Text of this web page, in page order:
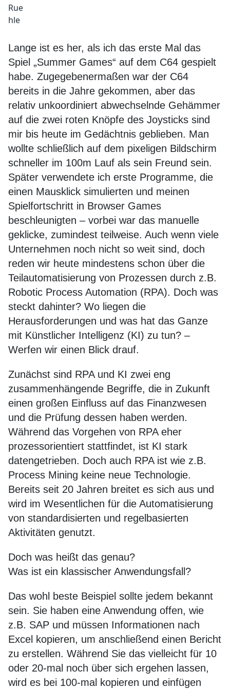
Lange ist es her, als ich das erste Mal das
Spiel „Summer Games“ auf dem C64 gespielt
habe. Zugegebenermaßen war der C64
bereits in die Jahre gekommen, aber das
relativ unkoordiniert abwechselnde Gehämmer
auf die zwei roten Knöpfe des Joysticks sind
mir bis heute im Gedächtnis geblieben. Man
wollte schließlich auf dem pixeligen Bildschirm
schneller im 100m Lauf als sein Freund sein.
Später verwendete ich erste Programme, die
einen Mausklick simulierten und meinen
Spielfortschritt in Browser Games
beschleunigten – vorbei war das manuelle
geklicke, zumindest teilweise. Auch wenn viele
Unternehmen noch nicht so weit sind, doch
reden wir heute mindestens schon über die
Teilautomatisierung von Prozessen durch z.B.
Robotic Process Automation (RPA). Doch was
steckt dahinter? Wo liegen die
Herausforderungen und was hat das Ganze
mit Künstlicher Intelligenz (KI) zu tun? –
Werfen wir einen Blick drauf.
Zunächst sind RPA und KI zwei eng
zusammenhängende Begriffe, die in Zukunft
einen großen Einfluss auf das Finanzwesen
und die Prüfung dessen haben werden.
Während das Vorgehen von RPA eher
prozessorientiert stattfindet, ist KI stark
datengetrieben. Doch auch RPA ist wie z.B.
Process Mining keine neue Technologie.
Bereits seit 20 Jahren breitet es sich aus und
wird im Wesentlichen für die Automatisierung
von standardisierten und regelbasierten
Aktivitäten genutzt.
Doch was heißt das genau?
Was ist ein klassischer Anwendungsfall?
Das wohl beste Beispiel sollte jedem bekannt
sein. Sie haben eine Anwendung offen, wie
z.B. SAP und müssen Informationen nach
Excel kopieren, um anschließend einen Bericht
zu erstellen. Während Sie das vielleicht für 10
oder 20-mal noch über sich ergehen lassen,
wird es bei 100-mal kopieren und einfügen